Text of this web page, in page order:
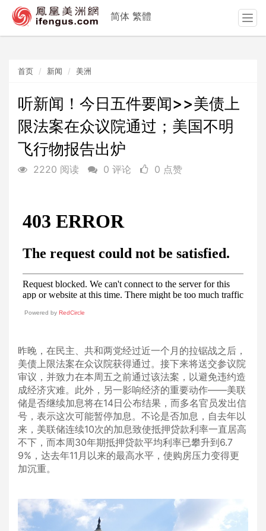
首页 新闻 美洲
听新闻！今日五件要闻>>美债上
限法案在众议院通过；美国不明
飞行物报告出炉
2220 阅读 0 评论 0 点赞
Powered by RedCircle
昨晚，在民主、共和两党经过近一个月的拉锯战之后，
美债上限法案在众议院获得通过。接下来将送交参议院
审议，并致力在本周五之前通过该法案，以避免违约造
成经济灾难。此外，另一影响经济的重要动作——美联
储是否继续加息将在14日公布结果，而多名官员发出信
号，表示这次可能暂停加息。不论是否加息，自去年以
来，美联储连续10次的加息致使抵押贷款利率一直居高
不下，而本周30年期抵押贷款平均利率已攀升到6.7
9%，达去年11月以来的最高水平，使购房压力变得更
加沉重。
简体 繁體
T
o